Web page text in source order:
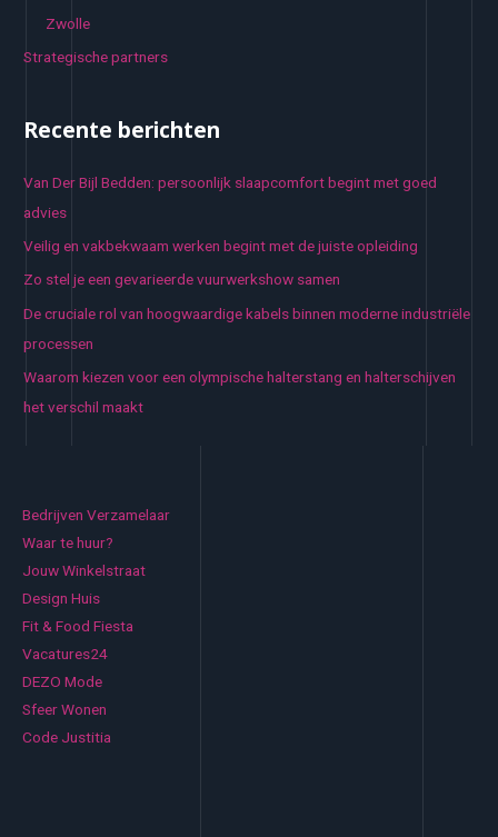
Zwolle
Strategische partners
Recente berichten
Van Der Bijl Bedden: persoonlijk slaapcomfort begint met goed
advies
Veilig en vakbekwaam werken begint met de juiste opleiding
Zo stel je een gevarieerde vuurwerkshow samen
De cruciale rol van hoogwaardige kabels binnen moderne industriële
processen
Waarom kiezen voor een olympische halterstang en halterschijven
het verschil maakt
Bedrijven Verzamelaar
Waar te huur?
Jouw Winkelstraat
Design Huis
Fit & Food Fiesta
Vacatures24
DEZO Mode
Sfeer Wonen
Code Justitia